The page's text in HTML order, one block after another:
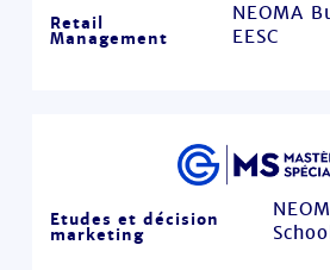
Retail
Management
NEOMA
EESC
Etudes et décision
marketing